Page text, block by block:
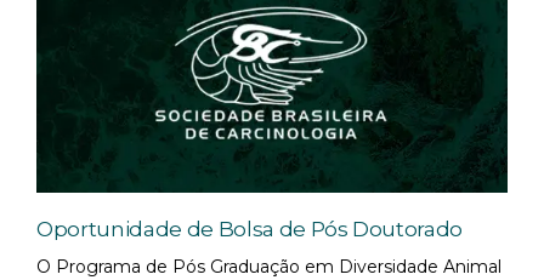
Oportunidade de Bolsa de Pós Doutorado
O Programa de Pós Graduação em Diversidade Animal